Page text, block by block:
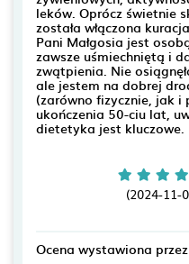
leków. Oprócz świetnie
została włączona
Pani Małgosia jest
zawsze uśmiechniętą i
zwątpienia. Nie
ale jestem na dobrej
(zarówno fizycznie, jak i
ukończenia 50-ciu lat,
dietetyka jest kluczowe.
(2024-11-
Ocena wystawiona